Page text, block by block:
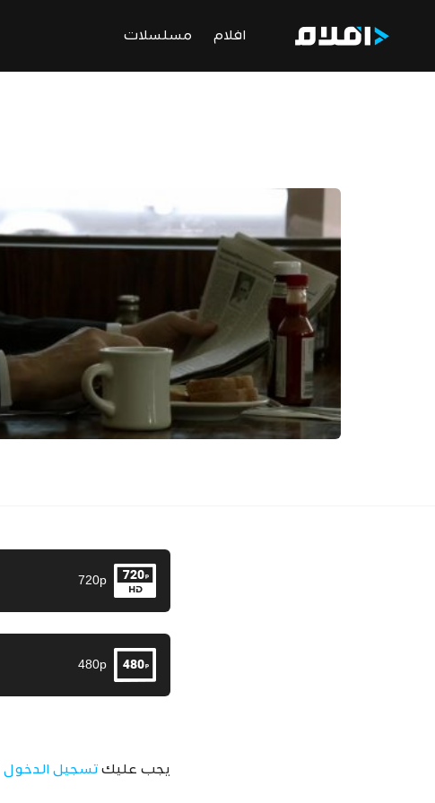
افلام مسلسلات
720p
480p
يجب عليك تسجيل الدخول